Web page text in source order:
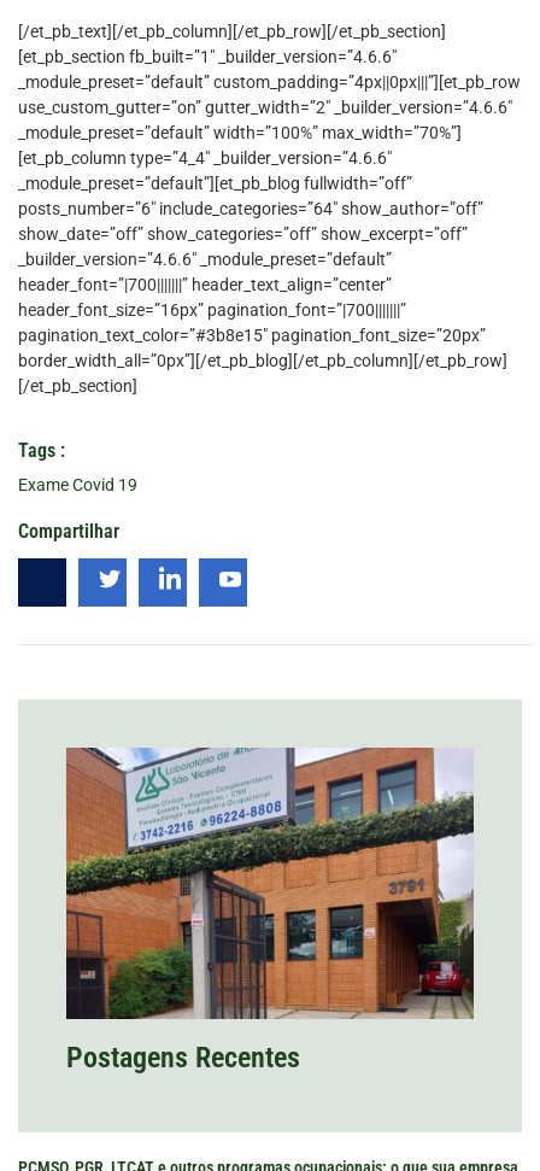
Postagens Recentes
[/et_pb_text][/et_pb_column][/et_pb_row][/et_pb_section]
[et_pb_section fb_built=”1″ _builder_version=”4.6.6″
_module_preset=”default” custom_padding=”4px||0px|||”][et_pb_row
use_custom_gutter=”on” gutter_width=”2″ _builder_version=”4.6.6″
_module_preset=”default” width=”100%” max_width=”70%”]
[et_pb_column type=”4_4″ _builder_version=”4.6.6″
_module_preset=”default”][et_pb_blog fullwidth=”off”
posts_number=”6″ include_categories=”64″ show_author=”off”
show_date=”off” show_categories=”off” show_excerpt=”off”
_builder_version=”4.6.6″ _module_preset=”default”
header_font=”|700|||||||” header_text_align=”center”
header_font_size=”16px” pagination_font=”|700|||||||”
pagination_text_color=”#3b8e15″ pagination_font_size=”20px”
border_width_all=”0px”][/et_pb_blog][/et_pb_column][/et_pb_row]
[/et_pb_section]
Tags :
Exame Covid 19
Compartilhar